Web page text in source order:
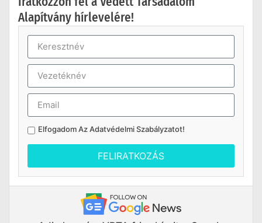
Alapítvány hírlevelére!
Elfogadom AzAdatvédelmi Szabályzatot!
FELIRATKOZÁS